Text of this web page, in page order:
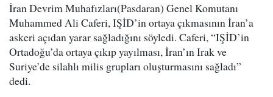
İran Devrim Muhafızları(Pasdaran) Genel Komutanı
Muhammed Ali Caferi, IŞİD’in ortaya çıkmasının İran’a
askeri açıdan yarar sağladığını söyledi. Caferi, “IŞİD’in
Ortadoğu’da ortaya çıkıp yayılması, İran’ın Irak ve
Suriye’de silahlı milis grupları oluşturmasını sağladı”
dedi.